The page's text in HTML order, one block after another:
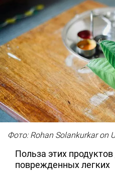
Фото: Rohan Solankurkar on
Польза этих
поврежденных легких